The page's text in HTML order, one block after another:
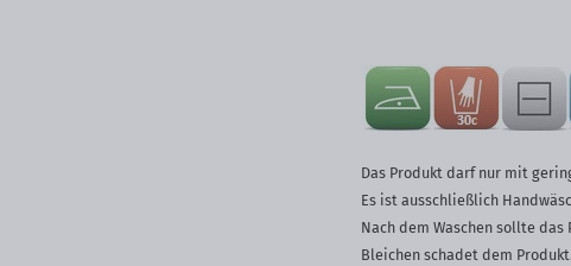
Das Produkt darf nur mit
Es ist ausschließlich
Nach dem Waschen sollte
Bleichen schadet dem